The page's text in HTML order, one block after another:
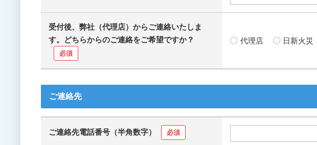
受付後、弊社（代理店）からご連絡いたしま
す。どちらからのご連絡をご希望ですか？
必須
代理店 日新火災
ご連絡先
ご連絡先電話番号（半角数字） 必須